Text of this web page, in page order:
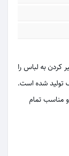
به لباس را
تولید شده است.
مناسب تمام